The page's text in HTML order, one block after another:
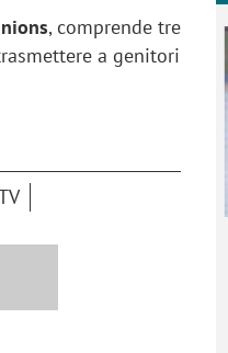
, comprende tre
a genitori
Neri, Ipsos